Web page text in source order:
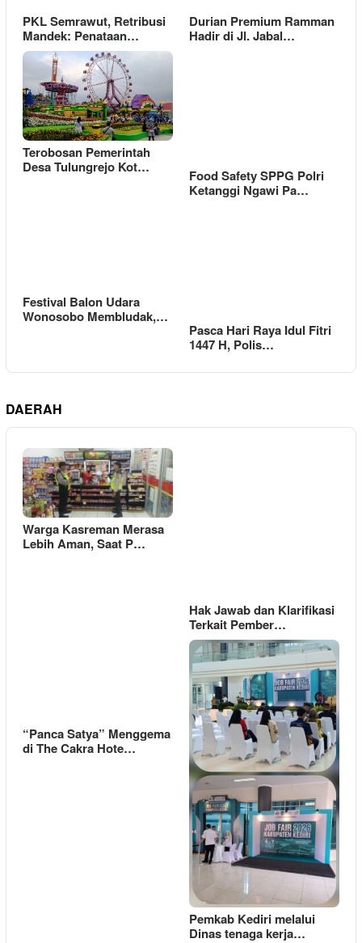
PKL Semrawut, Retribusi
Mandek: Penataan…
Durian Premium Ramman
Hadir di Jl. Jabal…
Terobosan Pemerintah
Desa Tulungrejo Kot…
Food Safety SPPG Polri
Ketanggi Ngawi Pa…
Festival Balon Udara
Wonosobo Membludak,…
Pasca Hari Raya Idul Fitri
1447 H, Polis…
DAERAH
Warga Kasreman Merasa
Lebih Aman, Saat P…
Hak Jawab dan Klarifikasi
Terkait Pember…
“Panca Satya” Menggema
di The Cakra Hote…
Pemkab Kediri melalui
Dinas tenaga kerja…